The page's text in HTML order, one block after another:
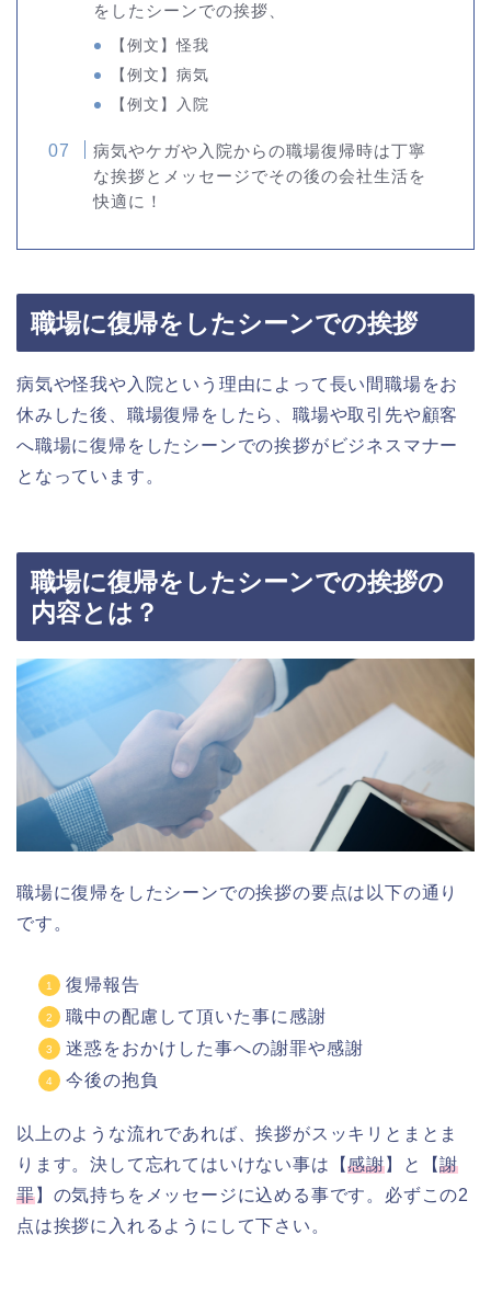
をしたシーンでの挨拶、
【例文】怪我
【例文】病気
【例文】入院
病気やケガや入院からの職場復帰時は丁寧
な挨拶とメッセージでその後の会社生活を
快適に！
職場に復帰をしたシーンでの挨拶
病気や怪我や入院という理由によって長い間職場をお
休みした後、職場復帰をしたら、職場や取引先や顧客
へ職場に復帰をしたシーンでの挨拶がビジネスマナー
となっています。
職場に復帰をしたシーンでの挨拶の
内容とは？
職場に復帰をしたシーンでの挨拶の要点は以下の通り
です。
復帰報告
職中の配慮して頂いた事に感謝
迷惑をおかけした事への謝罪や感謝
今後の抱負
以上のような流れであれば、挨拶がスッキリとまとま
ります。決して忘れてはいけない事は【感謝】と【謝
罪】の気持ちをメッセージに込める事です。必ずこの2
点は挨拶に入れるようにして下さい。